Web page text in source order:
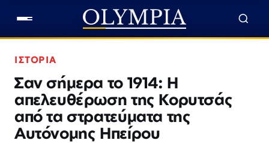
ΙΣΤΟΡΙΑ
Σαν σήμερα το 1914: Η
απελευθέρωση της Κορυτσάς
από τα στρατεύματα της
Αυτόνομης Ηπείρου